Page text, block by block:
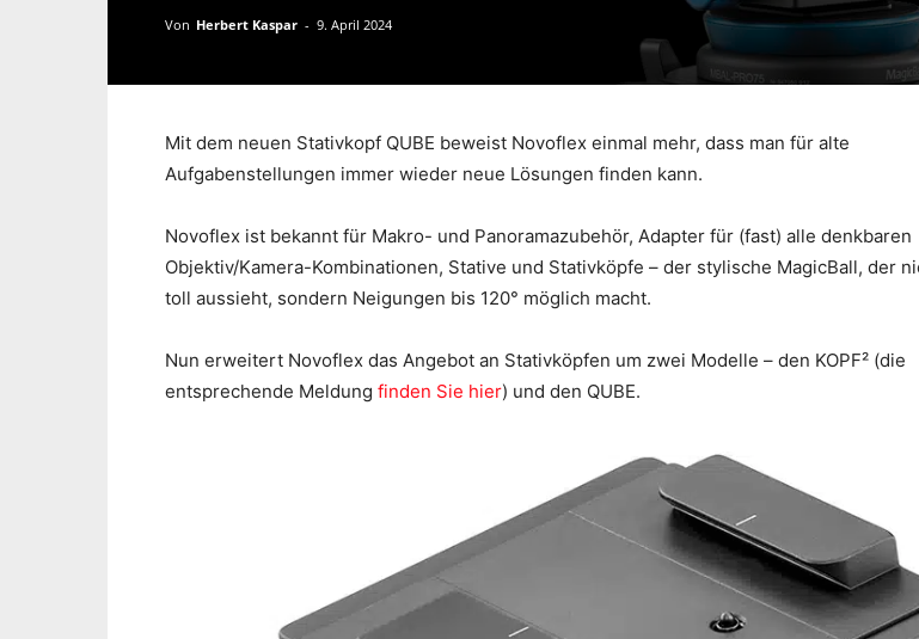
Von Herbert Kaspar - 9. April 2024
Mit dem neuen Stativkopf QUBE beweist Novoflex einmal mehr, dass man für alte
Aufgabenstellungen immer wieder neue Lösungen finden kann.
Novoflex ist bekannt für Makro- und Panoramazubehör, Adapter für (fast) alle denkbaren
Objektiv/Kamera-Kombinationen, Stative und Stativköpfe – der stylische MagicBall, der
toll aussieht, sondern Neigungen bis 120° möglich macht.
Nun erweitert Novoflex das Angebot an Stativköpfen um zwei Modelle – den KOPF² (die
entsprechende Meldung finden Sie hier) und den QUBE.